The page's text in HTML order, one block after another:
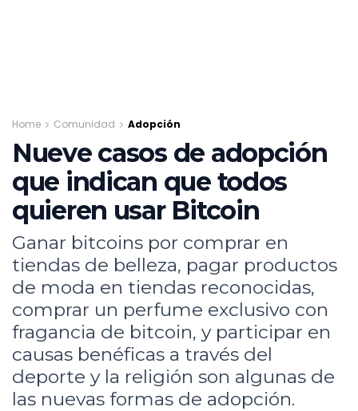
Home Comunidad Adopción
Nueve casos de adopción
que indican que todos
quieren usar Bitcoin
Ganar bitcoins por comprar en
tiendas de belleza, pagar productos
de moda en tiendas reconocidas,
comprar un perfume exclusivo con
fragancia de bitcoin, y participar en
causas benéficas a través del
deporte y la religión son algunas de
las nuevas formas de adopción.